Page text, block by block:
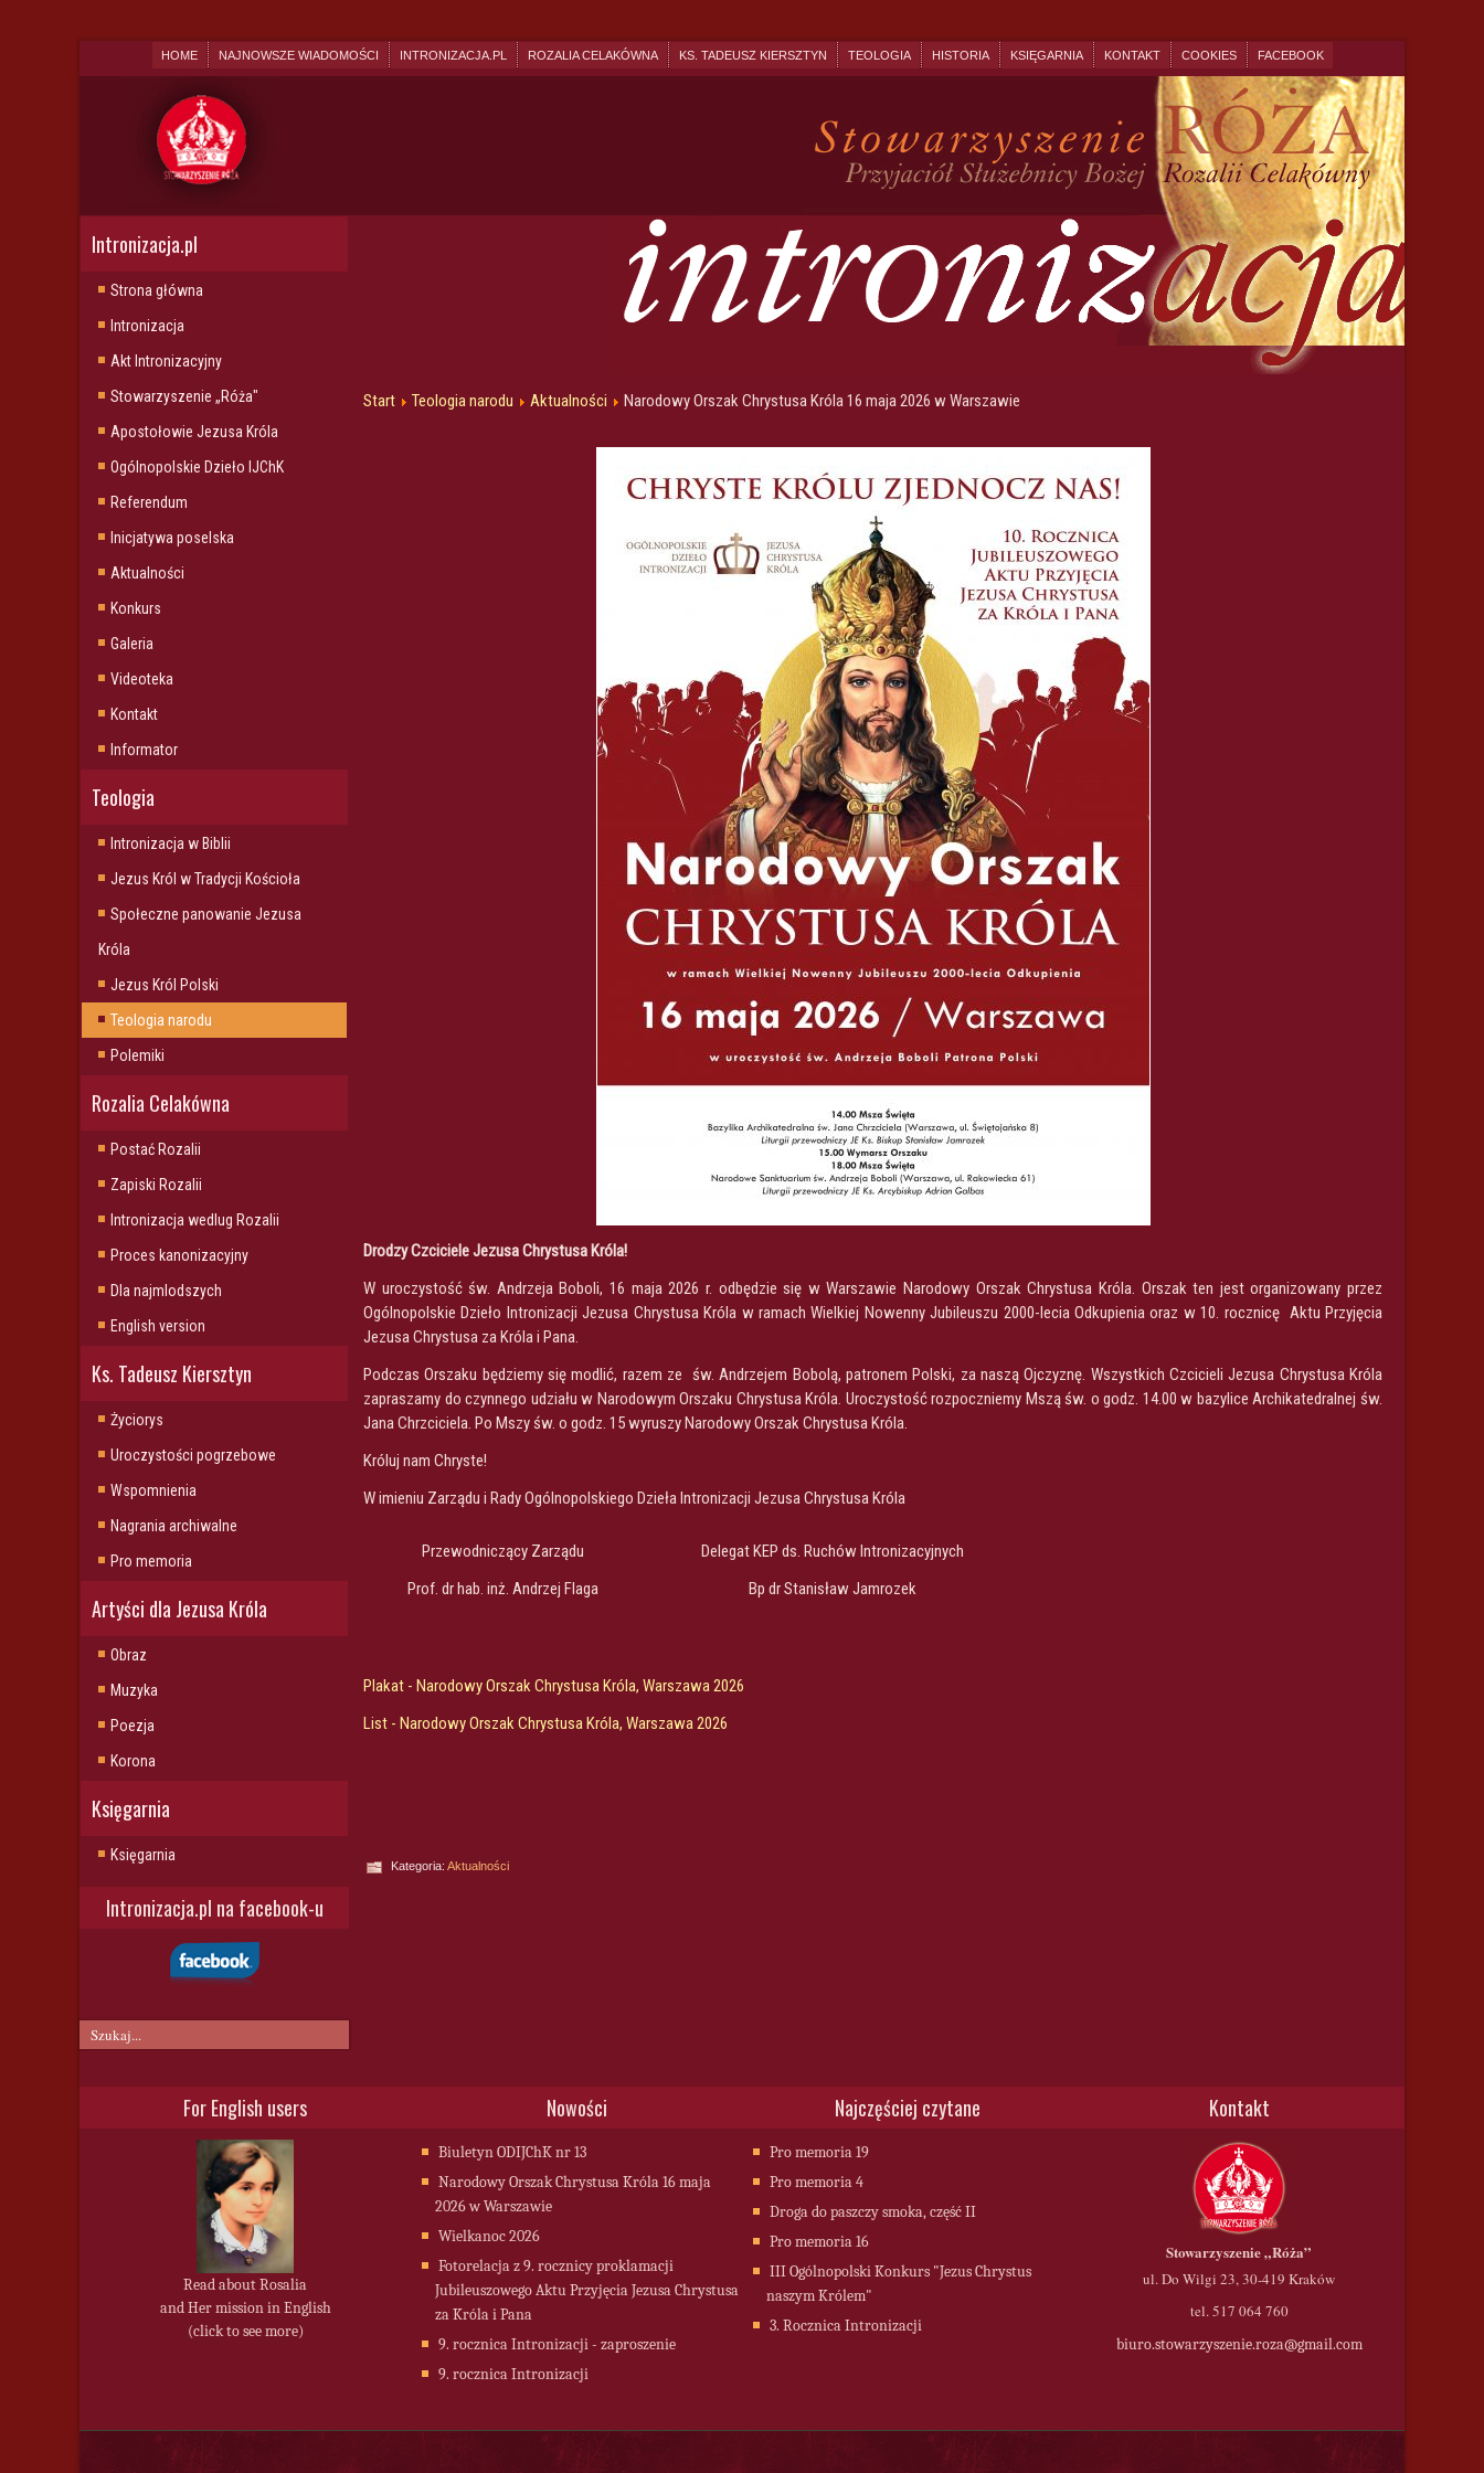
HOME NAJNOWSZE WIADOMOŚCI INTRONIZACJA.PL ROZALIA CELAKÓWNA KS. TADEUSZ KIERSZTYN TEOLOGIA HISTORIA KSIĘGARNIA KONTAKT COOKIES FACEBOOK
Intronizacja.pl
Strona główna
Intronizacja
Akt Intronizacyjny
Stowarzyszenie „Róża"
Apostołowie Jezusa Króla
Ogólnopolskie Dzieło IJChK
Referendum
Inicjatywa poselska
Aktualności
Konkurs
Galeria
Videoteka
Kontakt
Informator
Teologia
Intronizacja w Biblii
Jezus Król w Tradycji Kościoła
Społeczne panowanie Jezusa
Króla
Jezus Król Polski
Teologia narodu
Polemiki
Rozalia Celakówna
Postać Rozalii
Zapiski Rozalii
Intronizacja wedlug Rozalii
Proces kanonizacyjny
Dla najmlodszych
English version
Ks. Tadeusz Kiersztyn
Życiorys
Uroczystości pogrzebowe
Wspomnienia
Nagrania archiwalne
Pro memoria
Artyści dla Jezusa Króla
Obraz
Muzyka
Poezja
Korona
Księgarnia
Księgarnia
Intronizacja.pl na facebook-u
Start Teologia narodu Aktualności Narodowy Orszak Chrystusa Króla 16 maja 2026 w Warszawie
Drodzy Czciciele Jezusa Chrystusa Króla!
W uroczystość św. Andrzeja Boboli, 16 maja 2026 r. odbędzie się w Warszawie Narodowy Orszak Chrystusa Króla. Orszak ten jest organizowany przez
Ogólnopolskie Dzieło Intronizacji Jezusa Chrystusa Króla w ramach Wielkiej Nowenny Jubileuszu 2000-lecia Odkupienia oraz w 10. rocznicę Aktu Przyjęcia
Jezusa Chrystusa za Króla i Pana.
Podczas Orszaku będziemy się modlić, razem ze św. Andrzejem Bobolą, patronem Polski, za naszą Ojczyznę. Wszystkich Czcicieli Jezusa Chrystusa Króla
zapraszamy do czynnego udziału w Narodowym Orszaku Chrystusa Króla. Uroczystość rozpoczniemy Mszą św. o godz. 14.00 w bazylice Archikatedralnej św.
Jana Chrzciciela. Po Mszy św. o godz. 15 wyruszy Narodowy Orszak Chrystusa Króla.
Króluj nam Chryste!
W imieniu Zarządu i Rady Ogólnopolskiego Dzieła Intronizacji Jezusa Chrystusa Króla
Przewodniczący Zarządu
Prof. dr hab. inż. Andrzej Flaga
Delegat KEP ds. Ruchów Intronizacyjnych
Bp dr Stanisław Jamrozek
Plakat - Narodowy Orszak Chrystusa Króla, Warszawa 2026
List - Narodowy Orszak Chrystusa Króla, Warszawa 2026
Kategoria: Aktualności
For English users
Read about Rosalia
and Her mission in English
(click to see more)
Nowości
Biuletyn ODIJChK nr 13
Narodowy Orszak Chrystusa Króla 16 maja
2026 w Warszawie
Wielkanoc 2026
Fotorelacja z 9. rocznicy proklamacji
Jubileuszowego Aktu Przyjęcia Jezusa Chrystusa
za Króla i Pana
9. rocznica Intronizacji - zaproszenie
9. rocznica Intronizacji
Najczęściej czytane
Pro memoria 19
Pro memoria 4
Droga do paszczy smoka, część II
Pro memoria 16
III Ogólnopolski Konkurs "Jezus Chrystus
naszym Królem"
3. Rocznica Intronizacji
Kontakt
Stowarzyszenie„Róża”
ul. Do Wilgi 23, 30-419 Kraków
tel. 517 064 760
biuro.stowarzyszenie.roza@gmail.com